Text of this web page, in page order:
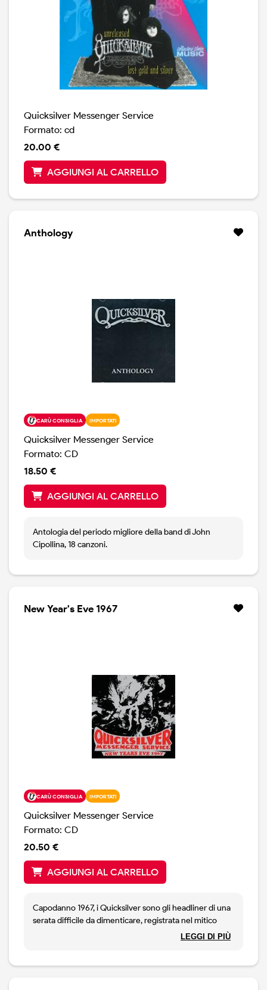
Quicksilver Messenger Service
Formato: cd
20.00 €
AGGIUNGI AL CARRELLO
Anthology
CARÙ CONSIGLIA IMPORTATI
Quicksilver Messenger Service
Formato: CD
18.50 €
AGGIUNGI AL CARRELLO
Antologia del periodo migliore della band di John
Cipollina, 18 canzoni.
New Year's Eve 1967
CARÙ CONSIGLIA IMPORTATI
Quicksilver Messenger Service
Formato: CD
20.50 €
AGGIUNGI AL CARRELLO
Capodanno 1967, i Quicksilver sono gli headliner di una
serata difficile da dimenticare, registrata nel mitico
Winterland di San Francisco. John Cipollina e Gary
LEGGI DI PIÙ